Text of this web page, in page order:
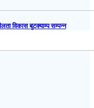
विकास बुटक्याम्प सम्पन्न